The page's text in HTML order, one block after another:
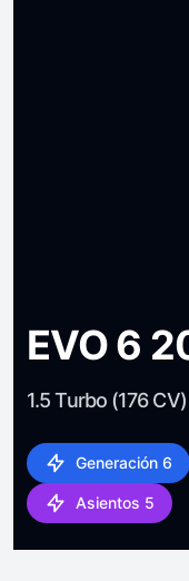
EVO 6
1.5 Turbo (176
Generación 6
Asientos 5